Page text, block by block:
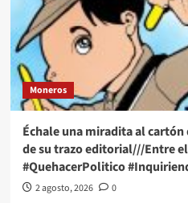
Moneros
Échale una miradita al cartón
de su trazo editorial///Entre el
#QuehacerPolitico
2 agosto, 2026 0